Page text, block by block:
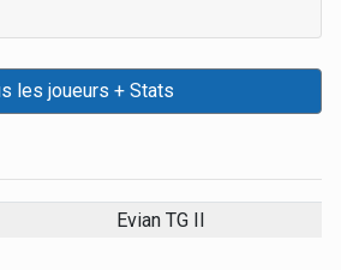
les joueurs + Stats
Evian TG II